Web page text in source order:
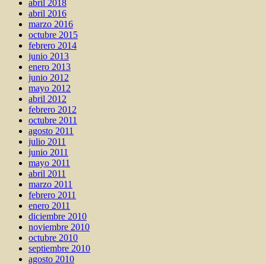
abril 2018
abril 2016
marzo 2016
octubre 2015
febrero 2014
junio 2013
enero 2013
junio 2012
mayo 2012
abril 2012
febrero 2012
octubre 2011
agosto 2011
julio 2011
junio 2011
mayo 2011
abril 2011
marzo 2011
febrero 2011
enero 2011
diciembre 2010
noviembre 2010
octubre 2010
septiembre 2010
agosto 2010